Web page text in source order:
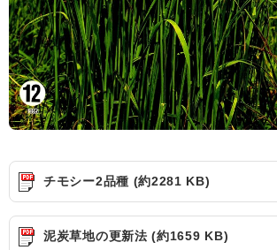
チモシー2品種 (約2281 KB)
泥炭草地の更新法 (約1659 KB)